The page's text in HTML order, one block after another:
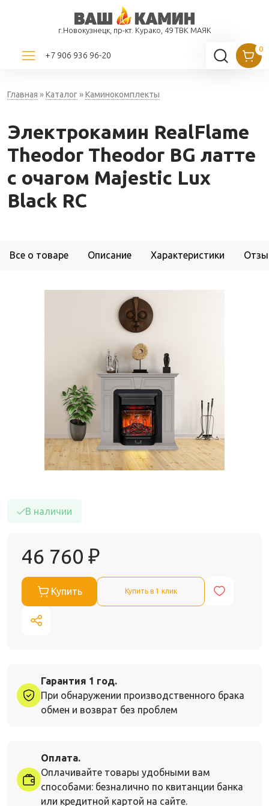
г.Новокузнецк, пр-кт. Курако, 49 ТВК МАЯК
+7 906 936 96-20
Главная »Каталог»Каминокомплекты
Электрокамин RealFlame
Theodor Theodor BG латте
с очагом Majestic Lux
Black RC
Все о товаре Описание Характеристики
В наличии
46 760 ₽
Купить Купить в 1 клик
Гарантия 1 год.
При обнаружении производственного брака
обмен и возврат без проблем
Оплата.
Оплачивайте товары удобными вам
способами: безналично по квитанции банка
или кредитной картой на сайте.